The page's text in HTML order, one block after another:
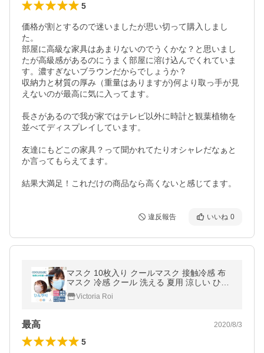
5
価格が割とするので迷いましたが思い切って購入しまし
た。
部屋に高級な家具はあまりないのでうくかな？と思いまし
たが高級感があるのにうまく部屋に溶け込んでくれていま
す。濃すぎないブラウンだからでしょうか？
収納力と材質の厚み（重量はありますが)何より取っ手が見
えないのが最高に気に入ってます。
長さがあるので我が家ではテレビ以外に時計と観葉植物を
並べてディスプレイしています。
友達にもどこの家具？って聞かれてたりオシャレだなぁと
か言ってもらえてます。
結果大満足！これだけの商品なら高くないと感じてます。
違反報告 いいね 0
マスク 10枚入り クールマスク 接触冷感 布
マスク 冷感 クール 洗える 夏用 涼しい ひん
やり 涼しい 男女兼用 繰り返し使える
Victoria Roi
最高 2020/8/3
5